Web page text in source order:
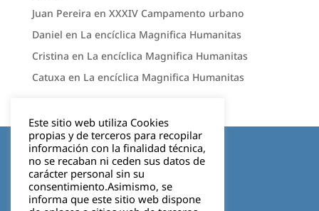
Juan Pereira en XXXIV Campamento urbano
Daniel en La encíclica Magnifica Humanitas
Cristina en La encíclica Magnifica Humanitas
Catuxa en La encíclica Magnifica Humanitas
Aviso legal
Política de privacidad
Cookies
Este sitio web utiliza Cookies
propias y de terceros para recopilar
información con la finalidad técnica,
no se recaban ni ceden sus datos de
carácter personal sin su
consentimiento.Asimismo, se
informa que este sitio web dispone